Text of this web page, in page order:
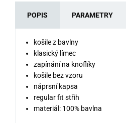
POPIS PARAMETRY
košile z bavlny
klasický límec
zapínání na knoflíky
košile bez vzoru
náprsní kapsa
regular fit střih
materiál: 100% bavlna